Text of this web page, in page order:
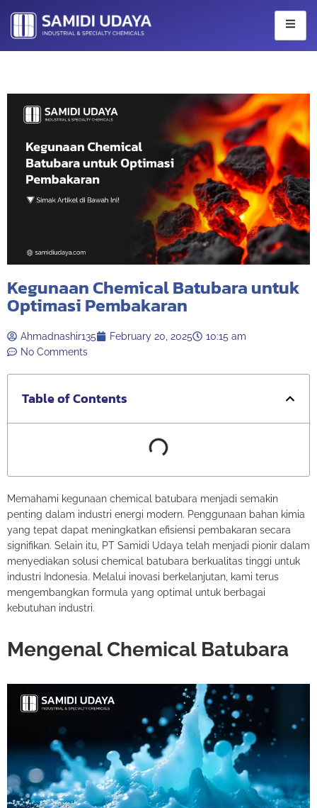
Skip
to
Kegunaan Chemical Batubara untuk
Optimasi Pembakaran
Ahmadnashir135 February 20, 2025
10:15 am
No Comments
Table of Contents
Memahami kegunaan chemical batubara menjadi semakin
penting dalam industri energi modern. Penggunaan bahan kimia
yang tepat dapat meningkatkan efisiensi pembakaran secara
signifikan. Selain itu, PT Samidi Udaya telah menjadi pionir dalam
menyediakan solusi chemical batubara berkualitas tinggi untuk
industri Indonesia. Melalui inovasi berkelanjutan, kami terus
mengembangkan formula yang optimal untuk berbagai
kebutuhan industri.
Mengenal Chemical Batubara